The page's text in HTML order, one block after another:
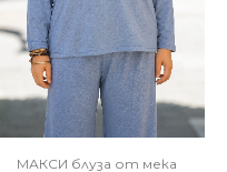
МАКСИ блуза от мека